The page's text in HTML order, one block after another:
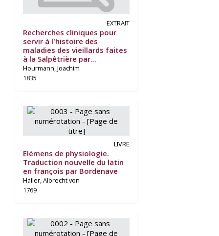
EXTRAIT
Recherches cliniques pour
servir à l'histoire des
maladies des vieillards faites
à la Salpêtrière par...
Hourmann, Joachim
1835
LIVRE
Elémens de physiologie.
Traduction nouvelle du latin
en françois par Bordenave
Haller, Albrecht von
1769